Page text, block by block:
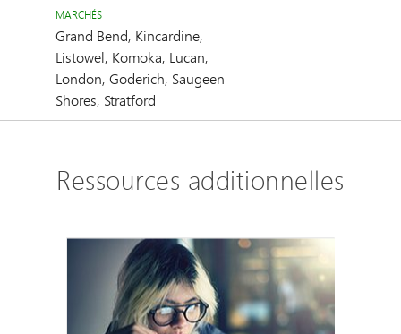
MARCHÉS
Grand Bend, Kincardine,
Listowel, Komoka, Lucan,
London, Goderich, Saugeen
Shores, Stratford
Ressources additionnelles